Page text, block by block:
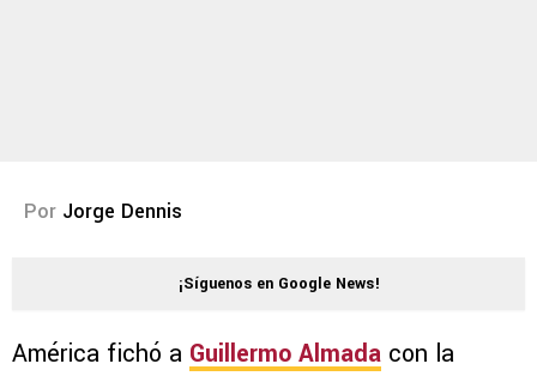
Por Jorge Dennis
¡Síguenos en Google News!
América fichó a Guillermo Almada con la